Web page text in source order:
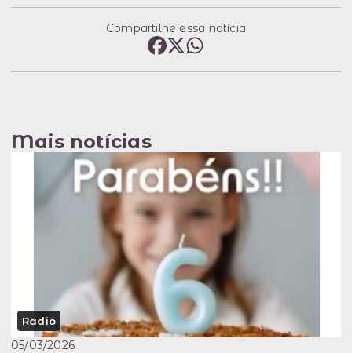
Compartilhe essa notícia
Mais notícias
Radio
05/03/2026